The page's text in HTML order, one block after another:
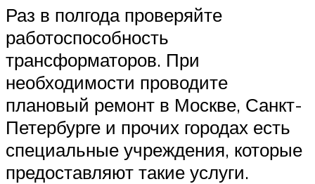
Раз в полгода проверяйте
работоспособность
трансформаторов. При
необходимости проводите
плановый ремонт в Москве, Санкт-
Петербурге и прочих городах есть
специальные учреждения, которые
предоставляют такие услуги.